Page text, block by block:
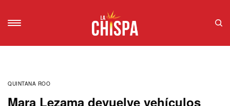
QUINTANA ROO
Mara Lezama devuelve vehículos